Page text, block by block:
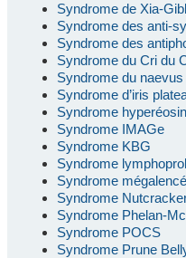
Syndrome de Xia-
Syndrome des anti-
Syndrome des
Syndrome du Cri du
Syndrome du
Syndrome d’iris
Syndrome
Syndrome IMAGe
Syndrome KBG
Syndrome
Syndrome
Syndrome
Syndrome Phelan-
Syndrome POCS
Syndrome Prune